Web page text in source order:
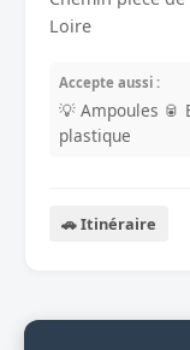
Loire
Accepte aussi :
💡 Ampoules 🥫
plastique
🚗 Itinéraire